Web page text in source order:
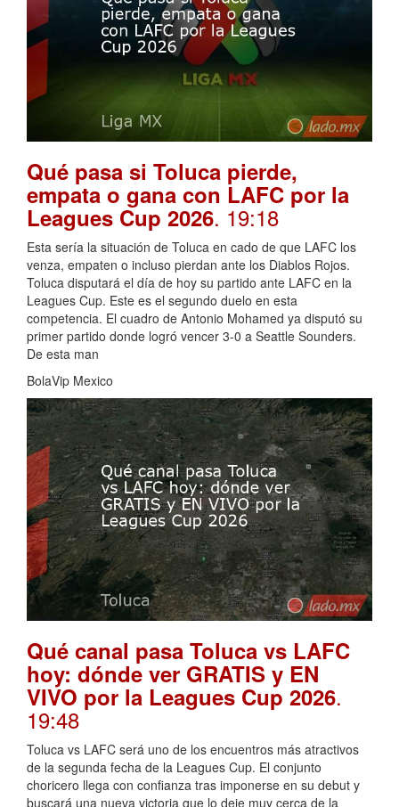
Qué pasa si Toluca pierde,
empata o gana con LAFC por la
Leagues Cup 2026. 19:18
Esta sería la situación de Toluca en cado de que LAFC los
venza, empaten o incluso pierdan ante los Diablos Rojos.
Toluca disputará el día de hoy su partido ante LAFC en la
Leagues Cup. Este es el segundo duelo en esta
competencia. El cuadro de Antonio Mohamed ya disputó su
primer partido donde logró vencer 3-0 a Seattle Sounders.
De esta man
BolaVip Mexico
Qué canal pasa Toluca vs LAFC
hoy: dónde ver GRATIS y EN
VIVO por la Leagues Cup 2026.
19:48
Toluca vs LAFC será uno de los encuentros más atractivos
de la segunda fecha de la Leagues Cup. El conjunto
choricero llega con confianza tras imponerse en su debut y
buscará una nueva victoria que lo deje muy cerca de la